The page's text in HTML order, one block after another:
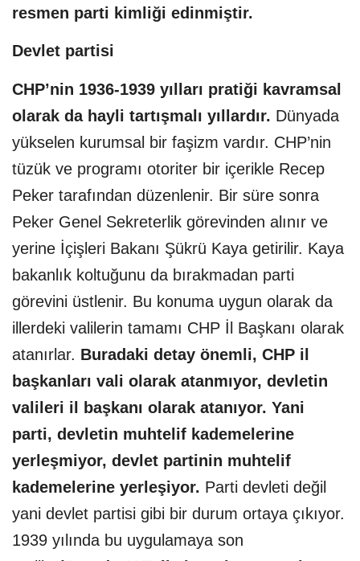
resmen parti kimliği edinmiştir.
Devlet partisi
CHP’nin 1936-1939 yılları pratiği kavramsal
olarak da hayli tartışmalı yıllardır. Dünyada
yükselen kurumsal bir faşizm vardır. CHP’nin
tüzük ve programı otoriter bir içerikle Recep
Peker tarafından düzenlenir. Bir süre sonra
Peker Genel Sekreterlik görevinden alınır ve
yerine İçişleri Bakanı Şükrü Kaya getirilir. Kaya
bakanlık koltuğunu da bırakmadan parti
görevini üstlenir. Bu konuma uygun olarak da
illerdeki valilerin tamamı CHP İl Başkanı olarak
atanırlar. Buradaki detay önemli, CHP il
başkanları vali olarak atanmıyor, devletin
valileri il başkanı olarak atanıyor. Yani
parti, devletin muhtelif kademelerine
yerleşmiyor, devlet partinin muhtelif
kademelerine yerleşiyor. Parti devleti değil
yani devlet partisi gibi bir durum ortaya çıkıyor.
1939 yılında bu uygulamaya son